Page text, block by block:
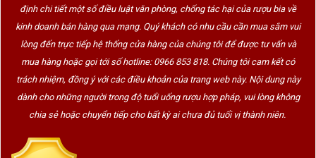
định chi tiết một số điều luật văn phòng, chống tác hại của rượu bia về
kinh doanh bán hàng qua mạng. Quý khách có nhu cầu cần mua sắm vui
lòng đến trực tiếp hệ thống cửa hàng của chúng tôi để được tư vấn và
mua hàng hoặc gọi tới số hotline: 0966 853 818. Chúng tôi cam kết có
trách nhiệm, đồng ý với các điều khoản của trang web này. Nội dung này
dành cho những người trong độ tuổi uống rượu hợp pháp, vui lòng không
chia sẻ hoặc chuyển tiếp cho bất kỳ ai chưa đủ tuổi vị thành niên.